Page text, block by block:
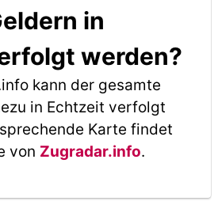
in
werden?
kann der gesamte
in Echtzeit verfolgt
Karte findet
von Zugradar.info.